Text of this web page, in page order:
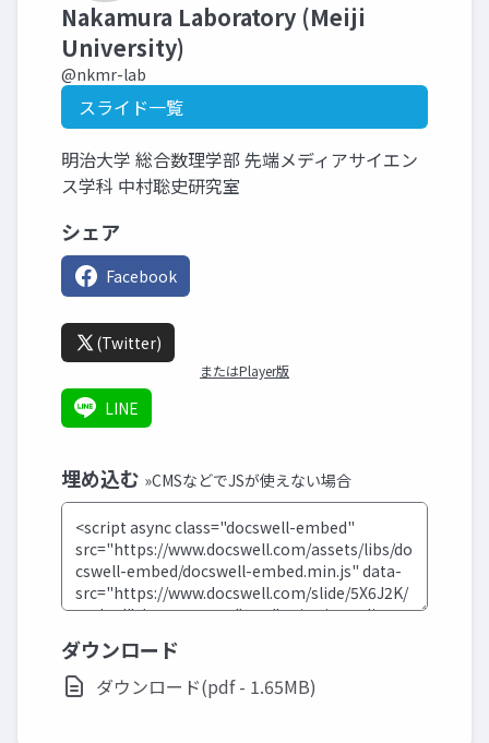
Nakamura Laboratory (Meiji
University)
@nkmr-lab
スライド一覧
明治大学 総合数理学部 先端メディアサイエン
ス学科 中村聡史研究室
シェア
Facebook
(Twitter)
またはPlayer版
LINE
埋め込む »CMSなどでJSが使えない場合
ダウンロード
ダウンロード(pdf - 1.65MB)